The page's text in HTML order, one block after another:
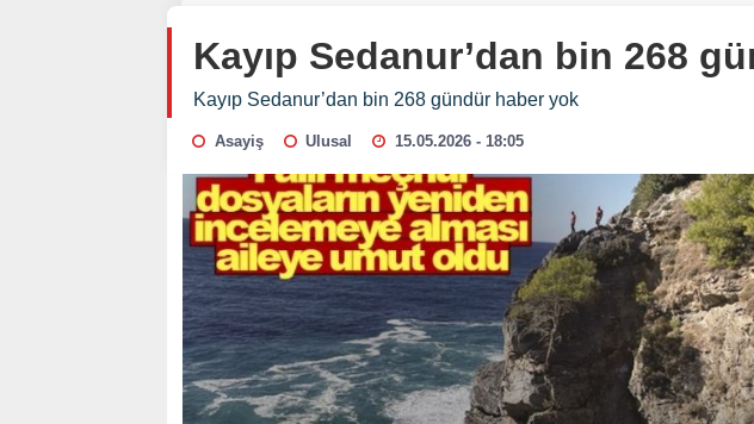
Kayıp Sedanur’dan bin 268
Kayıp Sedanur’dan bin 268 gündür haber yok
Asayiş Ulusal 15.05.2026 - 18:05